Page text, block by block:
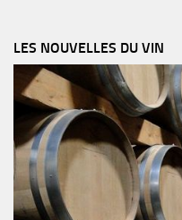
LES NOUVELLES DU VIN